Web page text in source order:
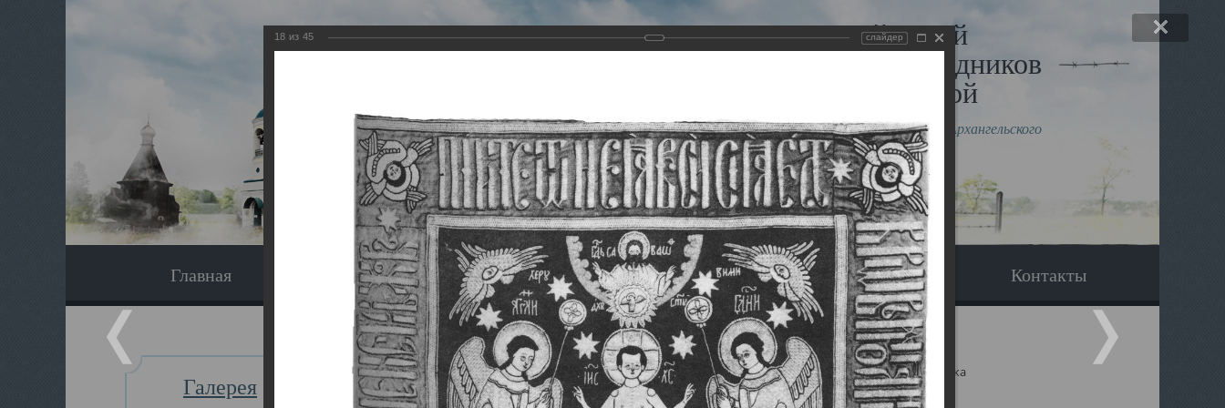
Виртуальный музей
Новомучеников и исповедников
Земли Архангельской
Сайт создан по благословлению митрополита Архангельского
и Холмогорского Даниила
Главная Экскурсия Наследники Галерея Вопрос-ответ Контакты
Галерея
Главная Галерея Храмы-мученики Архангельска Свято-Троицкий собор Архангельска
18 из 45 слайдер